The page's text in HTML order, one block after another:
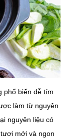
phổ biến dễ tím
làm từ nguyên
nguyên liệu có
mới và ngon